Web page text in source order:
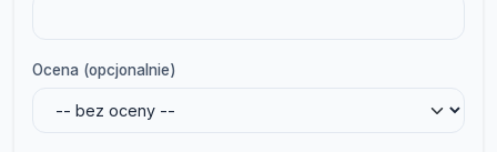
Ocena (opcjonalnie)